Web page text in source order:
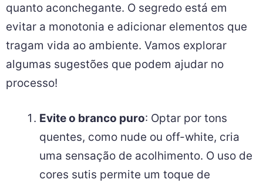
quanto aconchegante. O segredo está em
evitar a monotonia e adicionar elementos que
tragam vida ao ambiente. Vamos explorar
algumas sugestões que podem ajudar no
processo!
Evite o branco puro: Optar por tons
quentes, como nude ou off-white, cria
uma sensação de acolhimento. O uso de
cores sutis permite um toque de